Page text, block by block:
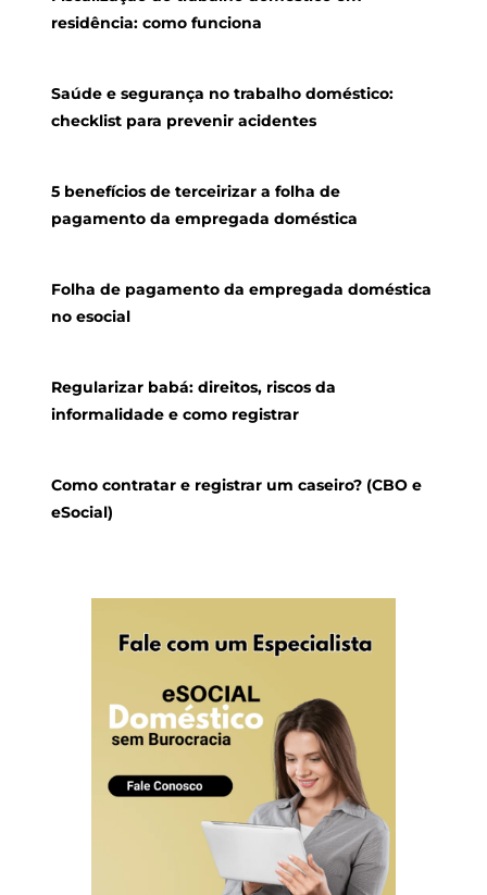
residência: como funciona
Saúde e segurança no trabalho doméstico:
checklist para prevenir acidentes
5 benefícios de terceirizar a folha de
pagamento da empregada doméstica
Folha de pagamento da empregada doméstica
no esocial
Regularizar babá: direitos, riscos da
informalidade e como registrar
Como contratar e registrar um caseiro? (CBO e
eSocial)